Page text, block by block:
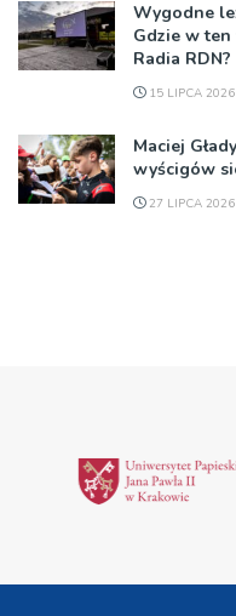
Wygodne
Gdzie w
Radia RDN?
15 LIPCA 2026
Maciej
wyścigów
27 LIPCA 2026